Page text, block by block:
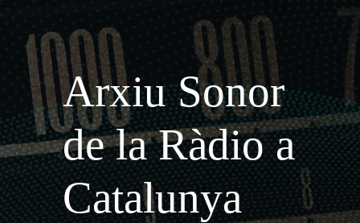
Arxiu Sonor
de la Ràdio a
Catalunya